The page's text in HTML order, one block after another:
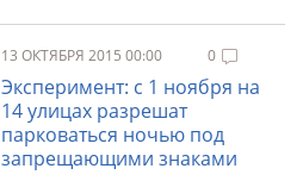
13 ОКТЯБРЯ 2015 00:00 0
Эксперимент: с 1 ноября на
14 улицах разрешат
парковаться ночью под
запрещающими знаками